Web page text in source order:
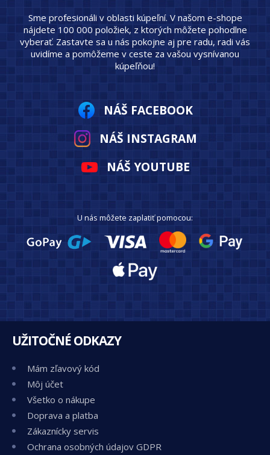
Sme profesionáli v oblasti kúpeľní. V našom e-shope
nájdete 100 000 položiek, z ktorých môžete pohodlne
vyberať. Zastavte sa u nás pokojne aj pre radu, radi vás
uvidíme a pomôžeme v ceste za vašou vysnívanou
kúpeľňou!
NÁŠ FACEBOOK
NÁŠ INSTAGRAM
NÁŠ YOUTUBE
U nás môžete zaplatiť pomocou:
UŽITOČNÉ ODKAZY
Mám zľavový kód
Môj účet
Všetko o nákupe
Doprava a platba
Zákaznícky servis
Ochrana osobných údajov GDPR